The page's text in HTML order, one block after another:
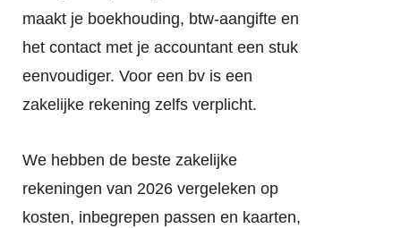
maakt je boekhouding, btw-aangifte en
het contact met je accountant een stuk
eenvoudiger. Voor een bv is een
zakelijke rekening zelfs verplicht.
We hebben de beste zakelijke
rekeningen van 2026 vergeleken op
kosten, inbegrepen passen en kaarten,